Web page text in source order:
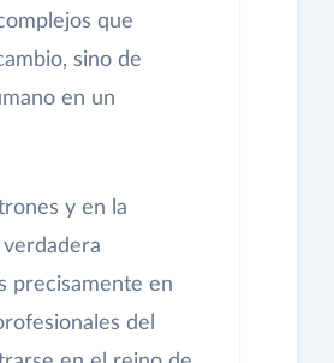
que
sino de
en un
y en la
precisamente en
del